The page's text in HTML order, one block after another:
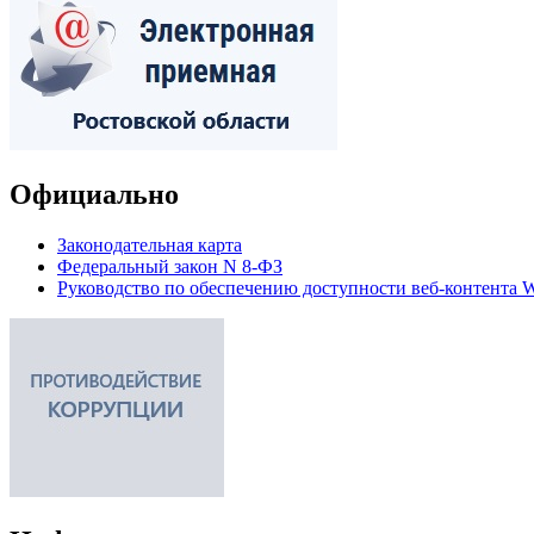
Официально
Законодательная карта
Федеральный закон N 8-ФЗ
Руководство по обеспечению доступности веб-контента